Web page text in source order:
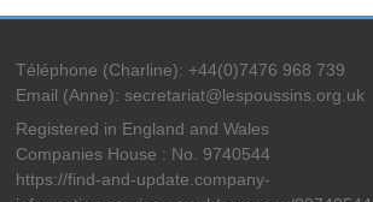
Téléphone (Charline): +44(0)7476 968 739
Email (Anne): secretariat@lespoussins.org.uk
Registered in England and Wales
Companies House : No. 9740544
https://find-and-update.company-